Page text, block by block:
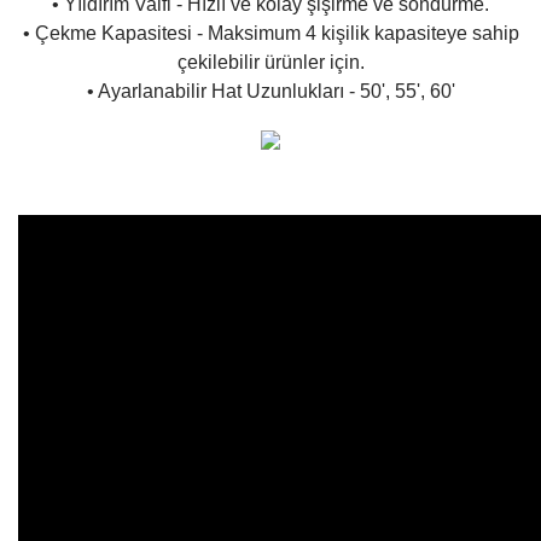
• Yıldırım Valfi - Hızlı ve kolay şişirme ve söndürme.
• Çekme Kapasitesi - Maksimum 4 kişilik kapasiteye sahip
çekilebilir ürünler için.
• Ayarlanabilir Hat Uzunlukları - 50', 55', 60'